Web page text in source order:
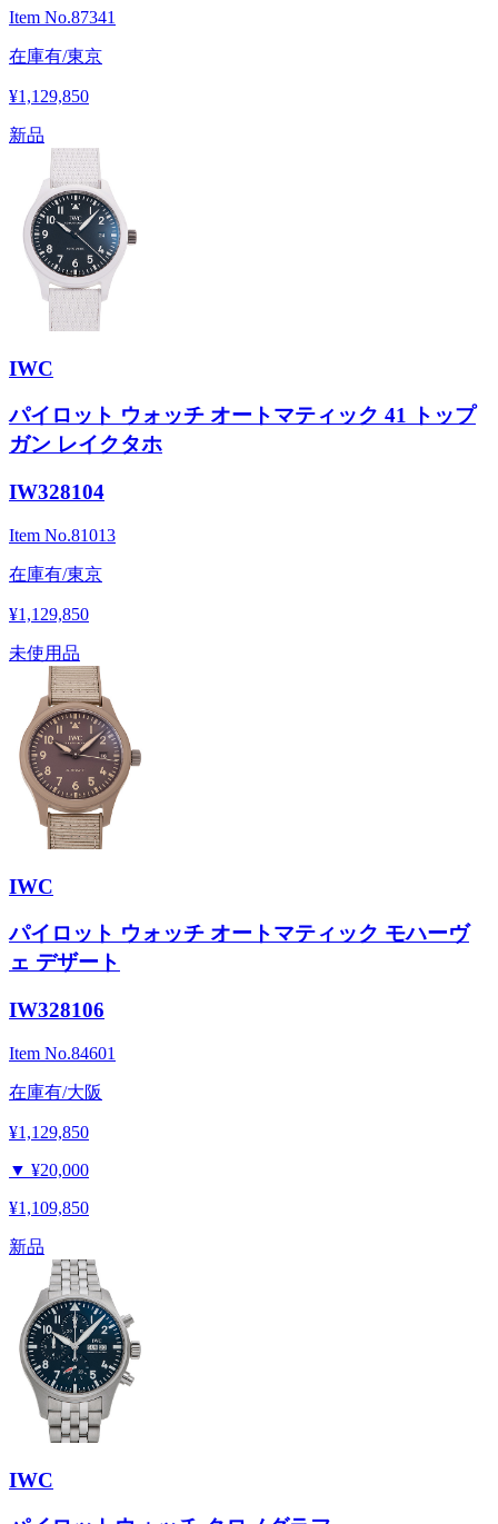
Item No.87341
在庫有/東京
¥1,129,850
新品
IWC
パイロット ウォッチ オートマティック 41 トップ
ガン レイクタホ
IW328104
Item No.81013
在庫有/東京
¥1,129,850
未使用品
IWC
パイロット ウォッチ オートマティック モハーヴ
ェ デザート
IW328106
Item No.84601
在庫有/大阪
¥1,129,850
▼ ¥20,000
¥1,109,850
新品
IWC